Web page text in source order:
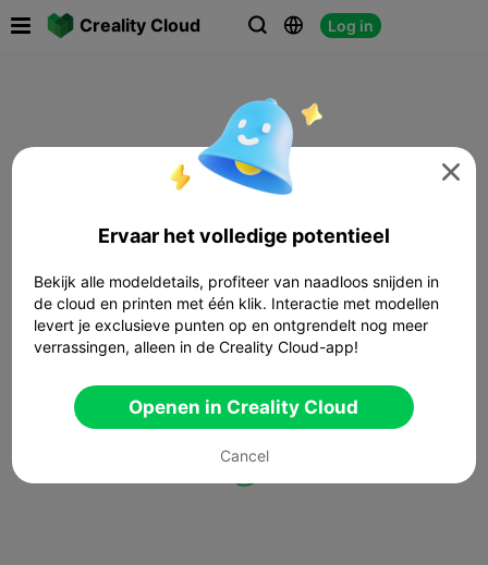
Creality Cloud   Log in

Ervaar het volledige potentieel
Bekijk alle modeldetails, profiteer van naadloos snijden in
de cloud en printen met één klik. Interactie met modellen
levert je exclusieve punten op en ontgrendelt nog meer
verrassingen, alleen in de Creality Cloud-app!
Openen in Creality Cloud
Cancel